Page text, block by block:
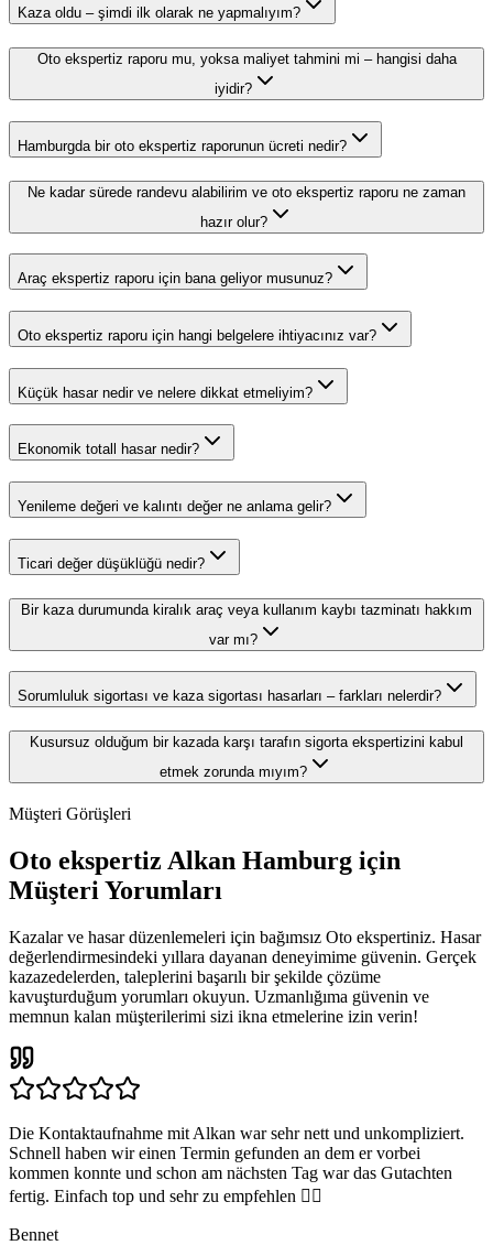
Kaza oldu – şimdi ilk olarak ne yapmalıyım?
Oto ekspertiz raporu mu, yoksa maliyet tahmini mi – hangisi daha
iyidir?
Hamburgda bir oto ekspertiz raporunun ücreti nedir?
Ne kadar sürede randevu alabilirim ve oto ekspertiz raporu ne zaman
hazır olur?
Araç ekspertiz raporu için bana geliyor musunuz?
Oto ekspertiz raporu için hangi belgelere ihtiyacınız var?
Küçük hasar nedir ve nelere dikkat etmeliyim?
Ekonomik totall hasar nedir?
Yenileme değeri ve kalıntı değer ne anlama gelir?
Ticari değer düşüklüğü nedir?
Bir kaza durumunda kiralık araç veya kullanım kaybı tazminatı hakkım
var mı?
Sorumluluk sigortası ve kaza sigortası hasarları – farkları nelerdir?
Kusursuz olduğum bir kazada karşı tarafın sigorta ekspertizini kabul
etmek zorunda mıyım?
Müşteri Görüşleri
Oto ekspertiz Alkan Hamburg için
Müşteri Yorumları
Kazalar ve hasar düzenlemeleri için bağımsız Oto ekspertiniz. Hasar
değerlendirmesindeki yıllara dayanan deneyimime güvenin. Gerçek
kazazedelerden, taleplerini başarılı bir şekilde çözüme
kavuşturduğum yorumları okuyun. Uzmanlığıma güvenin ve
memnun kalan müşterilerimi sizi ikna etmelerine izin verin!
Die Kontaktaufnahme mit Alkan war sehr nett und unkompliziert.
Schnell haben wir einen Termin gefunden an dem er vorbei
kommen konnte und schon am nächsten Tag war das Gutachten
fertig. Einfach top und sehr zu empfehlen 👍🏽
Bennet